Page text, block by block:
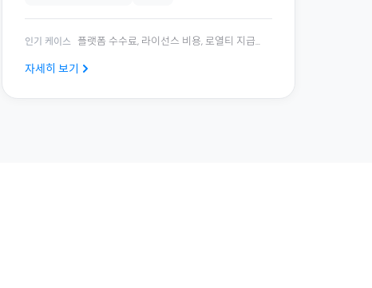
인기 케이스 플랫폼 수수료, 라이선스 비용, 로열티 지급...
자세히 보기